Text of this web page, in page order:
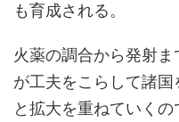
も育成される。
火薬の調合から発射
が工夫をこらして諸
と拡大を重ねていくの